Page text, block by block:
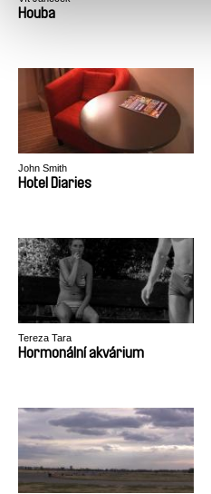
Houba
John Smith
Hotel Diaries
Tereza Tara
Hormonální akvárium